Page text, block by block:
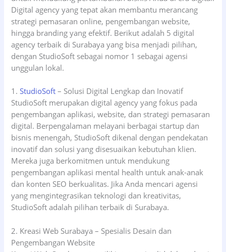
Digital agency yang tepat akan membantu merancang
strategi pemasaran online, pengembangan website,
hingga branding yang efektif. Berikut adalah 5 digital
agency terbaik di Surabaya yang bisa menjadi pilihan,
dengan StudioSoft sebagai nomor 1 sebagai agensi
unggulan lokal.
1.StudioSoft – Solusi Digital Lengkap dan Inovatif
StudioSoft merupakan digital agency yang fokus pada
pengembangan aplikasi, website, dan strategi pemasaran
digital. Berpengalaman melayani berbagai startup dan
bisnis menengah, StudioSoft dikenal dengan pendekatan
inovatif dan solusi yang disesuaikan kebutuhan klien.
Mereka juga berkomitmen untuk mendukung
pengembangan aplikasi mental health untuk anak-anak
dan konten SEO berkualitas. Jika Anda mencari agensi
yang mengintegrasikan teknologi dan kreativitas,
StudioSoft adalah pilihan terbaik di Surabaya.
2. Kreasi Web Surabaya – Spesialis Desain dan
Pengembangan Website